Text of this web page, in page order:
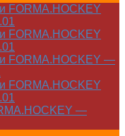
FORMA.HOCKEY
FORMA.HOCKEY
FORMA.HOCKEY —
FORMA.HOCKEY
—